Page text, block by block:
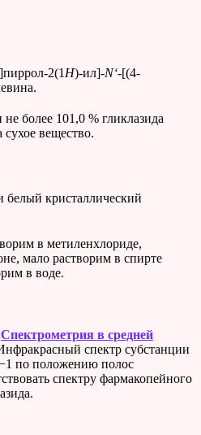
]пиррол-2(1 H)-ил]-N‘-[(4-
более 101,0 % гликлазида
сухое вещество.
белый кристаллический
в метиленхлориде,
мало растворим в спирте
в воде.
Спектрометрия в средней
спектр субстанции
по положению полос
спектру фармакопейного